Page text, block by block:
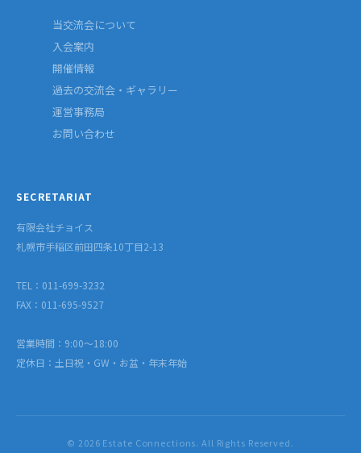
当交流会について
入会案内
開催情報
過去の交流会・ギャラリー
運営事務局
お問い合わせ
SECRETARIAT
有限会社チョイス
札幌市手稲区前田四条10丁目2-13
TEL：011-699-3232
FAX：011-695-9527
営業時間：9:00〜18:00
定休日：土日祝・GW・お盆・年末年始
© 2026 Estate Connections. All Rights Reserved.